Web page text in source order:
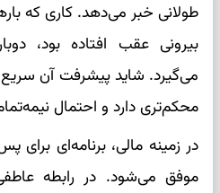
طولانی خبر می‌دهد. کاری که
بیرونی عقب افتاده بود،
می‌گیرد. شاید پیشرفت آن سریع
محکم‌تری دارد و احتمال
در زمینه مالی، برنامه‌ای برای
موفق می‌شود. در رابطه